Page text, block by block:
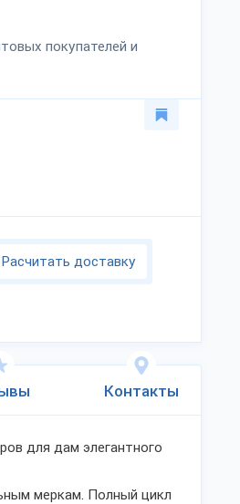
покупателей и
Расчитать доставку
Контакты
для дам элегантного
меркам. Полный цикл